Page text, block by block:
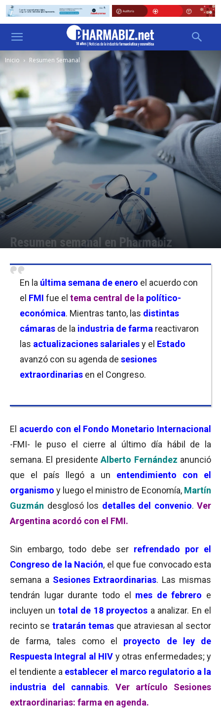
Inicio Resumen Semanal
Resumen semanal en Pharmabiz
En la última semana de enero el acuerdo con
el FMI fue el tema central de la político-
económica. Mientras tanto, las distintas
cámaras de la industria de farma reactivaron
las actualizaciones salarialesy el Estado
avanzó con su agenda de sesiones
extraordinarias en el Congreso.
El acuerdo con el Fondo Monetario Internacional
-FMI- le puso el cierre al último día hábil de la
semana. El presidenteAlberto Fernández anunció
que el país llegó a un entendimiento con el
organismo y luego el ministro de Economía, Martín
Guzmán desglosó los detalles del convenio. Ver
Argentina acordó con el FMI.
Sin embargo, todo debe ser refrendado por el
Congreso de la Nación, el que fue convocado esta
semana a Sesiones Extraordinarias. Las mismas
tendrán lugar durante todo el mes de febrero e
incluyen un total de 18 proyectos a analizar. En el
recinto se tratarán temas que atraviesan al sector
de farma, tales como el proyecto de ley de
Respuesta Integral al HIV y otras enfermedades; y
el tendiente a establecer el marco regulatorio a la
industria del cannabis. Ver artículo Sesiones
extraordinarias: farma en agenda.